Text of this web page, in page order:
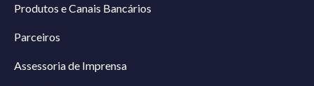
Produtos e Canais Bancários
Parceiros
Assessoria de Imprensa